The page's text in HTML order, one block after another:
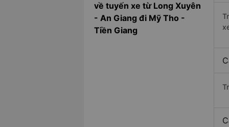
về tuyến xe từ Long Xuyên
- An Giang đi Mỹ Tho -
Tiền Giang